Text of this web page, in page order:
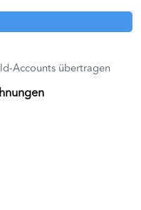
Accounts übertragen